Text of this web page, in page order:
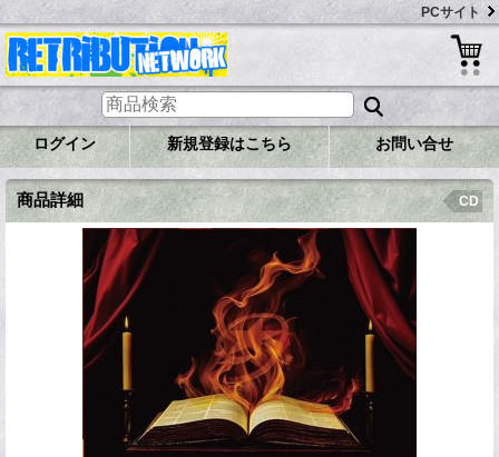
PCサイト
ログイン 新規登録はこちら お問い合せ
商品詳細 CD